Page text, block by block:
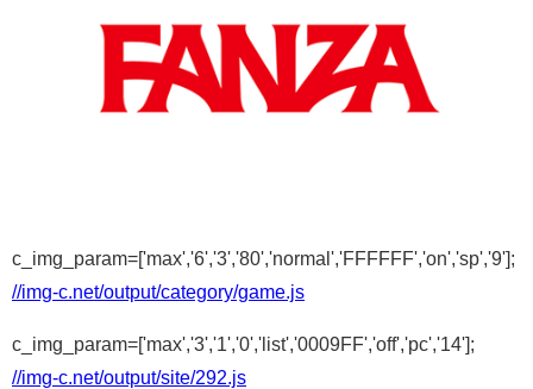
c_img_param=['max','6','3','80','normal','FFFFFF','on','sp','9'];
//img-c.net/output/category/game.js
c_img_param=['max','3','1','0','list','0009FF','off','pc','14'];
//img-c.net/output/site/292.js